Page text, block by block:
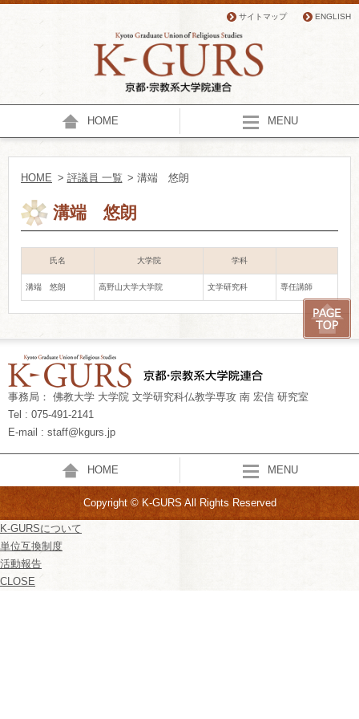
サイトマップ ENGLISH
HOME MENU
HOME > 評議員 一覧 > 溝端 悠朗
溝端 悠朗
氏名 大学院 学科
溝端 悠朗 高野山大学大学院 文学研究科 専任講師
事務局： 佛教大学 大学院 文学研究科仏教学専攻 南 宏信 研究室
Tel : 075-491-2141
E-mail : staff@kgurs.jp
HOME MENU
Copyright © K-GURS All Rights Reserved
K-GURSについて
単位互換制度
活動報告
CLOSE